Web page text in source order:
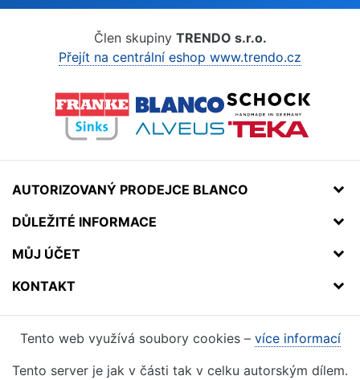
Člen skupiny TRENDO s.r.o.
Přejít na centrální eshop www.trendo.cz
AUTORIZOVANÝ PRODEJCE BLANCO
DŮLEŽITÉ INFORMACE
MŮJ ÚČET
KONTAKT
Tento web využívá soubory cookies – více informací
Tento server je jak v části tak v celku autorským dílem.